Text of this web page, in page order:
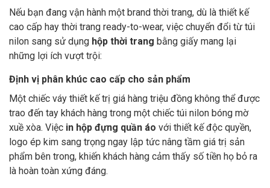
Nếu bạn đang vận hành một brand thời trang, dù là thiết kế
cao cấp hay thời trang ready-to-wear, việc chuyển đổi từ túi
nilon sang sử dụng hộp thời trang bằng giấy mang lại
những lợi ích vượt trội:
Định vị phân khúc cao cấp cho sản phẩm
Một chiếc váy thiết kế trị giá hàng triệu đồng không thể được
trao đến tay khách hàng trong một chiếc túi nilon bóng mờ
xuề xòa. Việc in hộp đựng quần áo với thiết kế độc quyền,
logo ép kim sang trọng ngay lập tức nâng tầm giá trị sản
phẩm bên trong, khiến khách hàng cảm thấy số tiền họ bỏ ra
là hoàn toàn xứng đáng.